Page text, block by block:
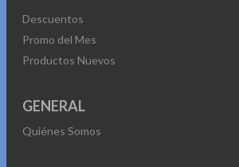
Descuentos
Promo del Mes
Productos Nuevos
GENERAL
Quiénes Somos